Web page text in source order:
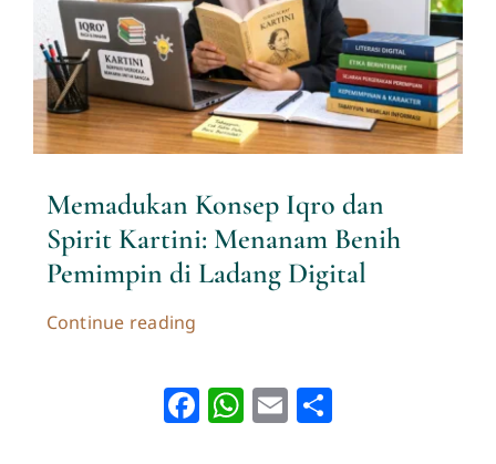
Memadukan Konsep Iqro dan
Spirit Kartini: Menanam Benih
Pemimpin di Ladang Digital
Continue reading
Facebook
WhatsApp
Email